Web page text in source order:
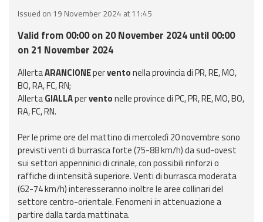
Observational
data
Weather radar
Operational
Tools
Report
Updates
Useful info
Issued on 19 November 2024 at 11:45
Valid from 00:00 on 20 November 2024 until 00:00
on 21 November 2024
AllertaARANCIONEperventonella provincia di PR, RE, MO,
BO, RA, FC, RN;
AllertaGIALLAperventonelle province di PC, PR, RE, MO, BO,
RA, FC, RN.
Per le prime ore del mattino di mercoledì 20 novembre sono
previsti venti di burrasca forte (75-88 km/h) da sud-ovest
sui settori appenninici di crinale, con possibili rinforzi o
raffiche di intensità superiore. Venti di burrasca moderata
(62-74 km/h) interesseranno inoltre le aree collinari del
settore centro-orientale. Fenomeni in attenuazione a
partire dalla tarda mattinata.